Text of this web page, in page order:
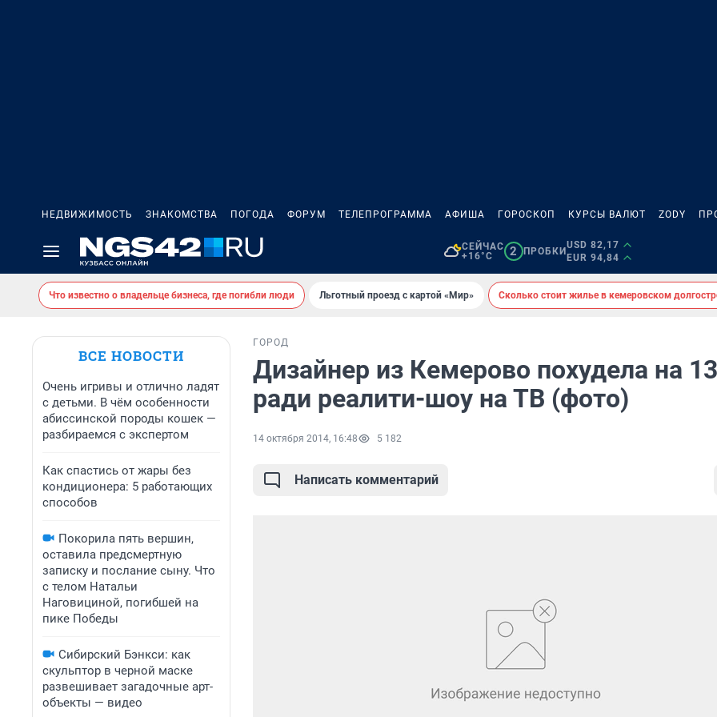
НЕДВИЖИМОСТЬ ЗНАКОМСТВА ПОГОДА ФОРУМ ТЕЛЕПРОГРАММА АФИША ГОРОСКОП КУРСЫ ВАЛЮТ ZODY
СЕЙЧАС
+16°C
2 ПРОБКИ
USD 82,17
EUR 94,84
Что известно о владельце бизнеса, где погибли люди Льготный проезд с картой «Мир» Сколько стоит жилье в кемеровском
ВСЕ НОВОСТИ
Очень игривы и отлично ладят
с детьми. В чём особенности
абиссинской породы кошек —
разбираемся с экспертом
Как спастись от жары без
кондиционера: 5 работающих
способов
Покорила пять вершин,
оставила предсмертную
записку и послание сыну. Что
с телом Натальи
Наговициной, погибшей на
пике Победы
Сибирский Бэнкси: как
скульптор в черной маске
развешивает загадочные арт-
объекты — видео
ГОРОД
Дизайнер из Кемерово похудела на
ради реалити-шоу на ТВ (фото)
14 октября 2014, 16:48 5 182
Написать комментарий